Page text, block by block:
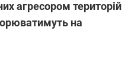
агресором територій
на